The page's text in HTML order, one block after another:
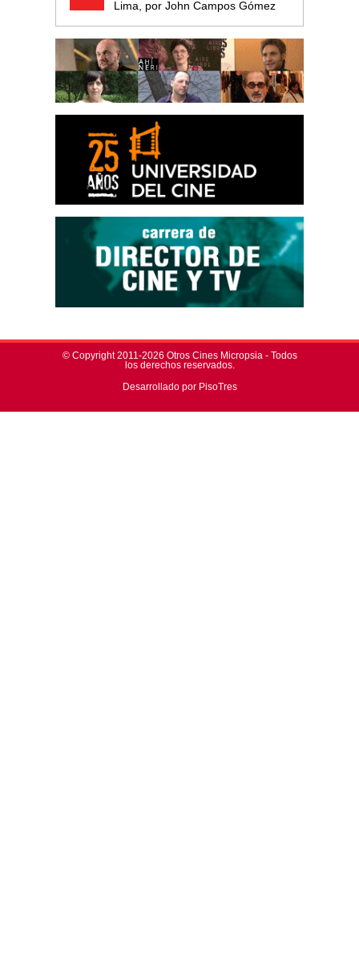
Lima, por John Campos Gómez
© Copyright 2011-2026 Otros Cines Micropsia - Todos
los derechos reservados.
Desarrollado por PisoTres